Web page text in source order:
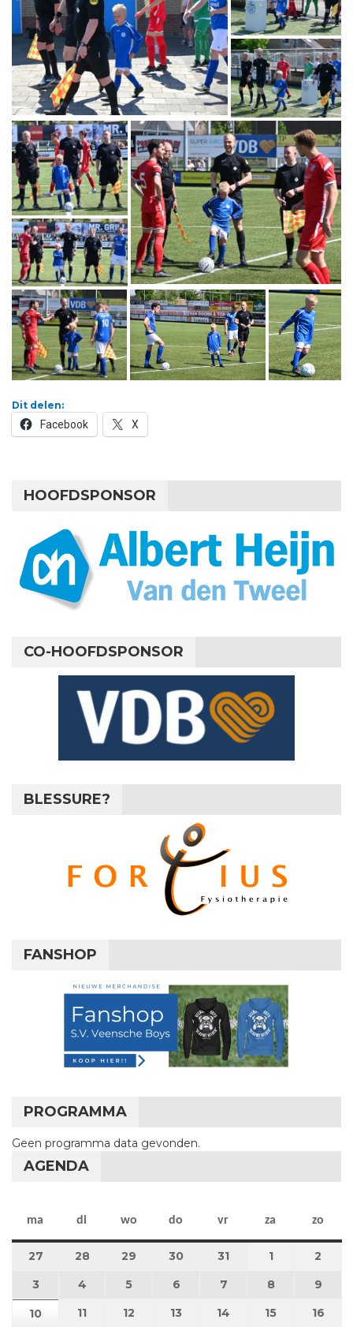
Dit delen:
Facebook X
HOOFDSPONSOR
CO-HOOFDSPONSOR
BLESSURE?
FANSHOP
PROGRAMMA
Geen programma data gevonden.
AGENDA
ma maandag
di dinsdag
wo woensdag
do donderdag
vr vrijdag
za zaterdag
zo
27 27 juli 2026
28 28 juli 2026
29 29 juli 2026
30 30 juli 2026
31 31 juli 2026
11 augustus
2
3 3 augustus 2026
4 4 augustus 2026
5 5 augustus 2026
6 6 augustus 2026
7 7 augustus 2026
8 8 augustus
9
10 10 augustus 2026
11 11 augustus 2026
12 12 augustus 2026
13 13 augustus 2026
14 14 augustus 2026
15 15 16